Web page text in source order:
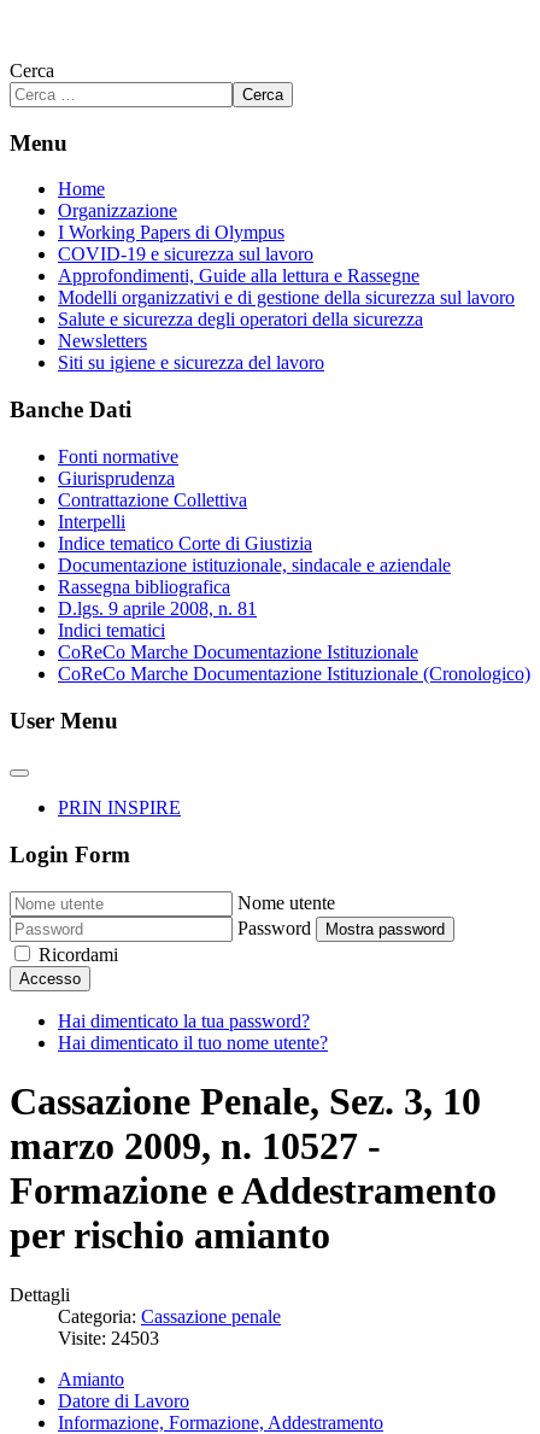
Cerca
Cerca
Menu
Home
Organizzazione
I Working Papers di Olympus
COVID-19 e sicurezza sul lavoro
Approfondimenti, Guide alla lettura e Rassegne
Modelli organizzativi e di gestione della sicurezza sul lavoro
Salute e sicurezza degli operatori della sicurezza
Newsletters
Siti su igiene e sicurezza del lavoro
Banche Dati
Fonti normative
Giurisprudenza
Contrattazione Collettiva
Interpelli
Indice tematico Corte di Giustizia
Documentazione istituzionale, sindacale e aziendale
Rassegna bibliografica
D.lgs. 9 aprile 2008, n. 81
Indici tematici
CoReCo Marche Documentazione Istituzionale
CoReCo Marche Documentazione Istituzionale (Cronologico)
User Menu
PRIN INSPIRE
Login Form
Nome utente
Password
Mostra password
Ricordami
Accesso
Hai dimenticato la tua password?
Hai dimenticato il tuo nome utente?
Cassazione Penale, Sez. 3, 10
marzo 2009, n. 10527 -
Formazione e Addestramento
per rischio amianto
Dettagli
Categoria: Cassazione penale
Visite: 24503
Amianto
Datore di Lavoro
Informazione, Formazione, Addestramento